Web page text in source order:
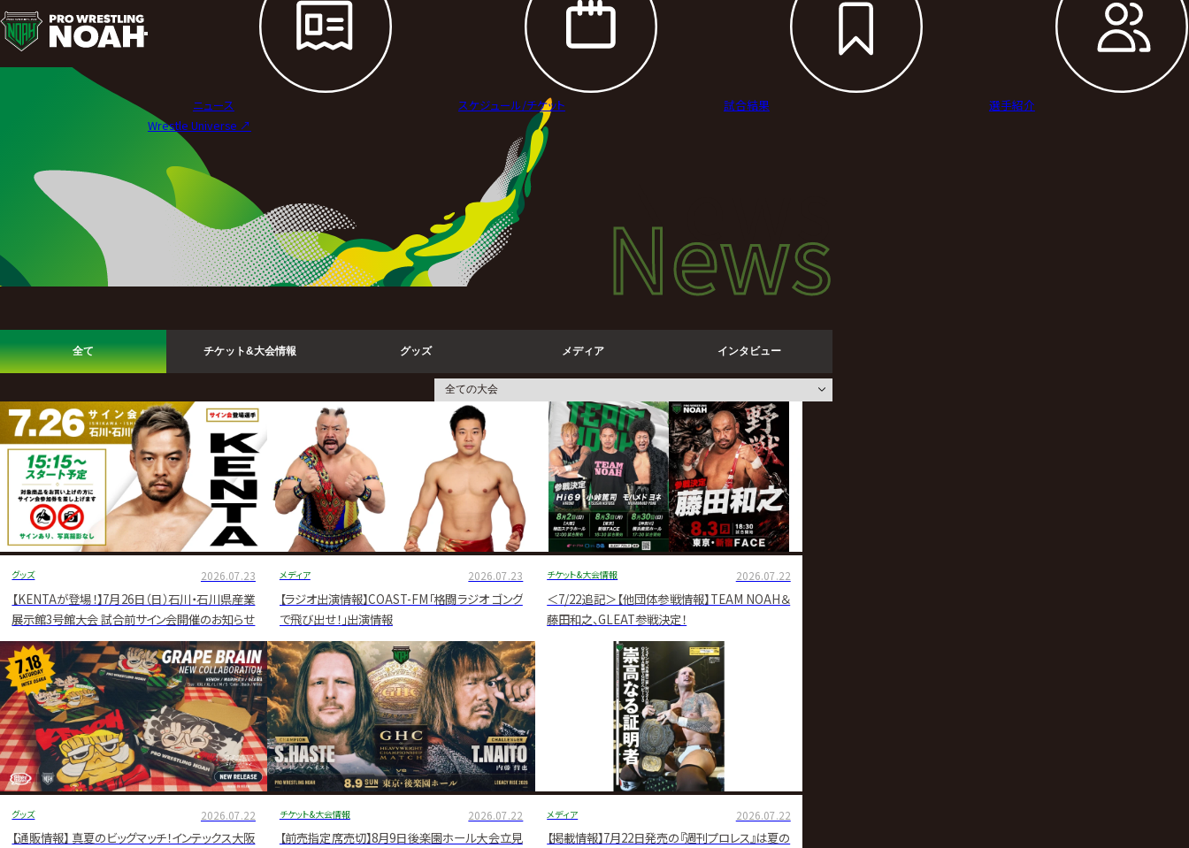
ニ
ュ
レ
ス
リ
ン
グ・
ノ
公
式
サ
イ
ト
ニュース スケジュール/チケット 試合結果
選手紹介
Wrestle Universe ↗︎
Newsニュース
News
全て チケット&大会情報 グッズ メディア インタビュー
グッズ 2026.07.23
【KENTAが登場！】7月26日（日）石川・石川県産業
展示館3号館大会 試合前サイン会開催のお知らせ
メディア 2026.07.23
【ラジオ出演情報】COAST-FM「格闘ラジオ ゴング
で飛び出せ！」出演情報
チケット&大会情報 2026.07.22
＜7/22追記＞【他団体参戦情報】TEAM NOAH＆
藤田和之、GLEAT参戦決定！
グッズ 2026.07.22
【通販情報】 真夏のビッグマッチ！インテックス大阪
チケット&大会情報 2026.07.22
【前売指定席売切】8月9日後楽園ホール大会立見
メディア 2026.07.22
【掲載情報】7月22日発売の『週刊プロレス』は夏の